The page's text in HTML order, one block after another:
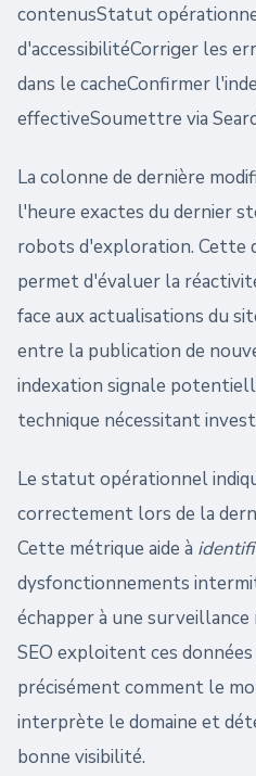
contenusStatut
d'accessibilitéCorriger les
dans le cacheConfirmer
effectiveSoumettre via
La colonne de dernière
l'heure exactes du dernier
robots d'exploration. Cette
permet d'évaluer la
face aux actualisations du
entre la publication de
indexation signale
technique nécessitant
Le statut opérationnel
correctement lors de la
Cette métrique aide à
dysfonctionnements
échapper à une
SEO exploitent ces
précisément comment le
interprète le domaine et
bonne visibilité.